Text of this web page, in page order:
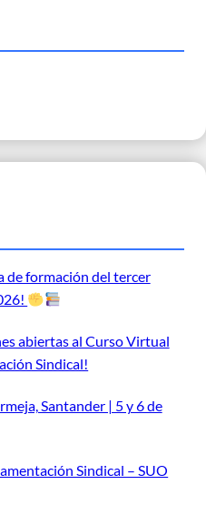
de formación del tercer
abiertas al Curso Virtual
Sindical!
Santander | 5 y 6 de
Sindical – SUO